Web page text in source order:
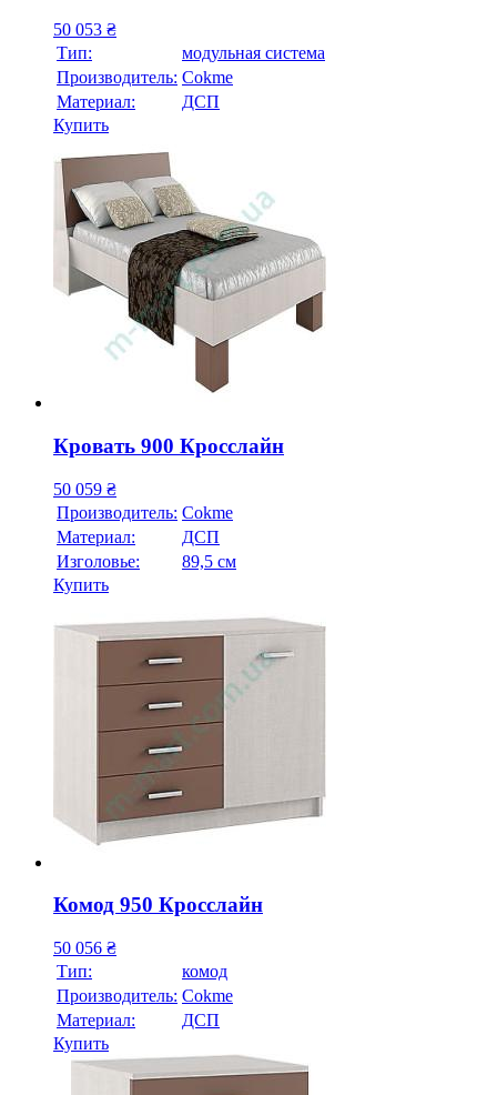
50 053 ₴
Тип:
модульная система
Производитель: Cokme
Материал:
ДСП
Купить
Кровать 900 Кросслайн
50 059 ₴
Производитель: Cokme
Материал:
ДСП
Изголовье:
89,5 см
Купить
Комод 950 Кросслайн
50 056 ₴
Тип:
комод
Производитель: Cokme
Материал:
ДСП
Купить